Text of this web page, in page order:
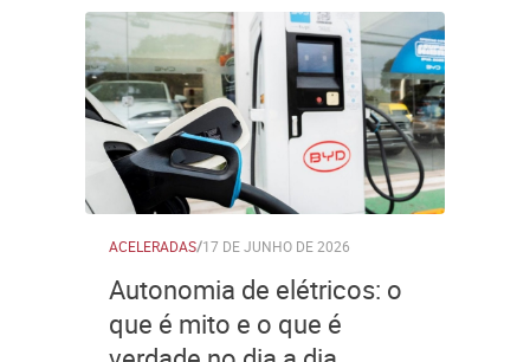
ACELERADAS/17 DE JUNHO DE 2026
Autonomia de elétricos: o
que é mito e o que é